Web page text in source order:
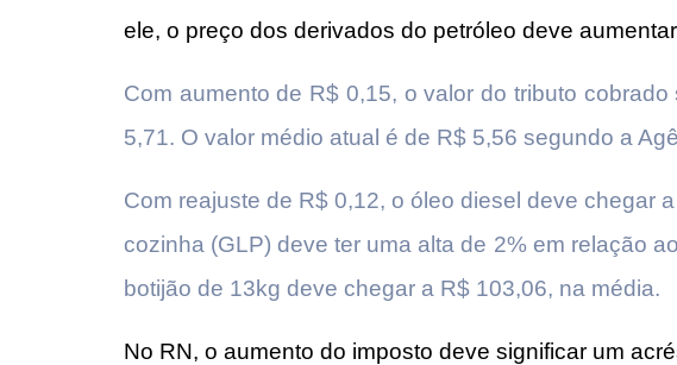
ele, o preço dos derivados do petróleo deve
Com aumento de R$ 0,15, o valor do tributo
5,71. O valor médio atual é de R$ 5,56 segundo a
Com reajuste de R$ 0,12, o óleo diesel deve chegar
cozinha (GLP) deve ter uma alta de 2% em relação
botijão de 13kg deve chegar a R$ 103,06, na média.
No RN, o aumento do imposto deve significar um